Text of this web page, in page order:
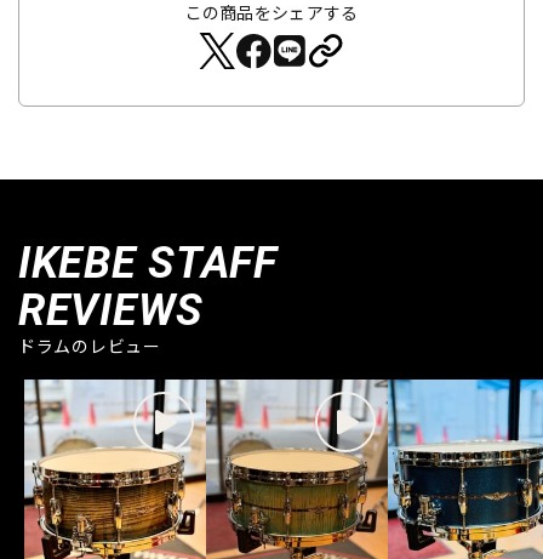
この商品をシェアする
IKEBE STAFF
REVIEWS
ドラムのレビュー